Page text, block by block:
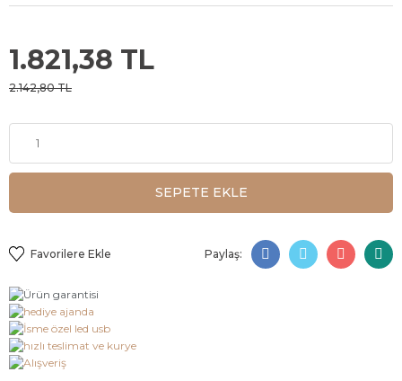
1.821,38 TL
2.142,80 TL
SEPETE EKLE
Paylaş: